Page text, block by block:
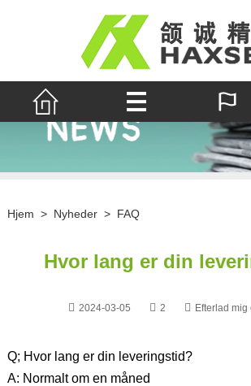
Hjem > Nyheder > FAQ
Hvor lang er din
2024-03-05 2 Efterlad mig
Q; Hvor lang er din leveringstid?
A: Normalt om en måned